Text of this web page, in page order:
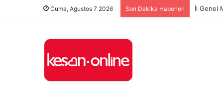
Cuma, Ağustos 7 2026 Son Dakika Haberleri